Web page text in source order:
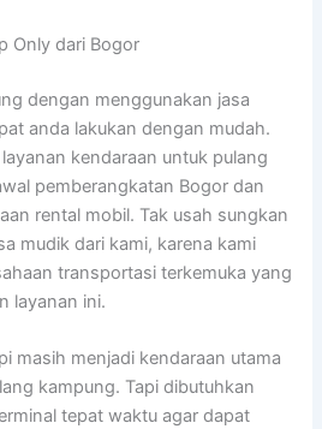
Only dari Bogor
dengan menggunakan jasa
anda lakukan dengan mudah.
kendaraan untuk pulang
pemberangkatan Bogor dan
rental mobil. Tak usah sungkan
mudik dari kami, karena kami
transportasi terkemuka yang
layanan ini.
masih menjadi kendaraan utama
kampung. Tapi dibutuhkan
tepat waktu agar dapat